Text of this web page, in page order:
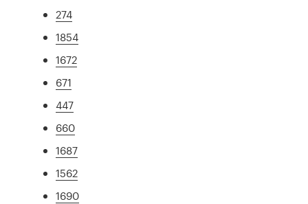
274
1854
1672
671
447
660
1687
1562
1690